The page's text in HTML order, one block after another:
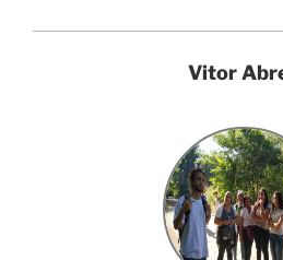
Vitor